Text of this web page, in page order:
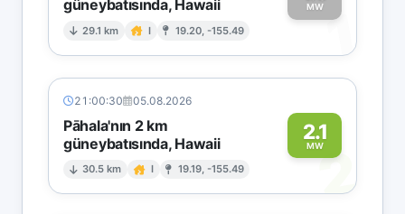
güneybatısında, Hawaii
29.1 km I 19.20, -155.49
MW1
21:00:30 05.08.2026
Pāhala'nın 2 km
güneybatısında, Hawaii
30.5 km I 19.19, -155.49
2.1
MW2